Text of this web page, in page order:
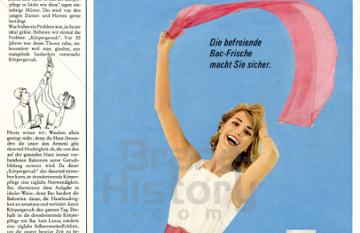
Bac Henkel Central Eastern Europe GmbH